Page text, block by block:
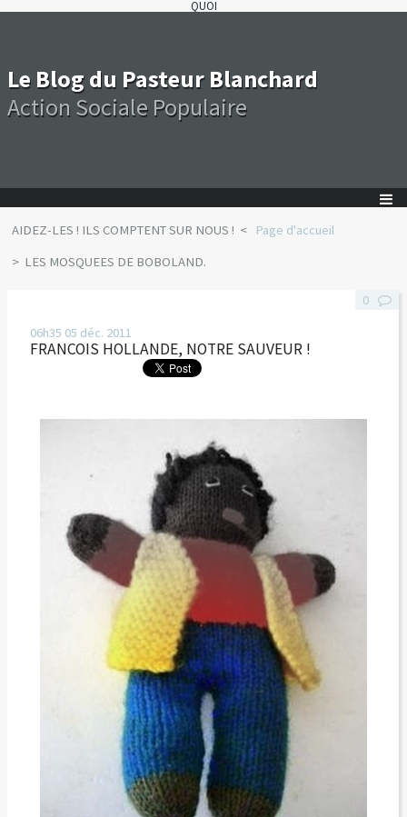
QUOI
Le Blog du Pasteur Blanchard
Action Sociale Populaire
AIDEZ-LES ! ILS COMPTENT SUR NOUS !
Page d'accueil
LES MOSQUEES DE BOBOLAND.
06h35 05 déc. 2011
FRANCOIS HOLLANDE, NOTRE SAUVEUR !
0